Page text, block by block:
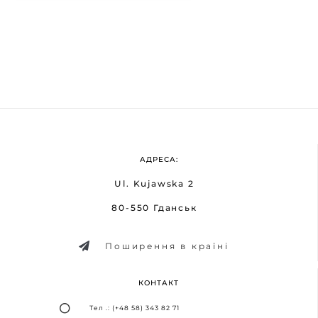
АДРЕСА:
Ul. Kujawska 2
80-550 Гданськ
Поширення в країні
КОНТАКТ
Тел .: (+48 58) 343 82 71